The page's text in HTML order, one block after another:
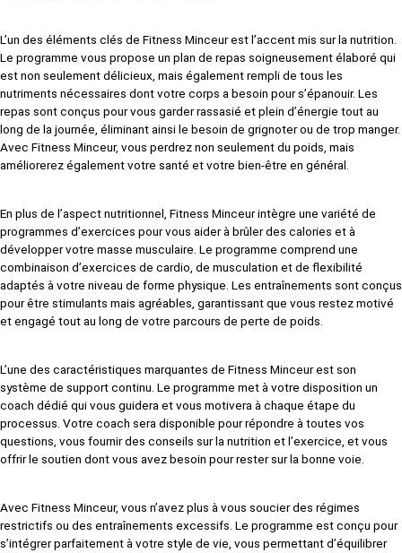
L’un des éléments clés de Fitness Minceur est l’accent mis sur la nutrition.
Le programme vous propose un plan de repas soigneusement élaboré qui
est non seulement délicieux, mais également rempli de tous les
nutriments nécessaires dont votre corps a besoin pour s’épanouir. Les
repas sont conçus pour vous garder rassasié et plein d’énergie tout au
long de la journée, éliminant ainsi le besoin de grignoter ou de trop manger.
Avec Fitness Minceur, vous perdrez non seulement du poids, mais
améliorerez également votre santé et votre bien-être en général.
En plus de l’aspect nutritionnel, Fitness Minceur intègre une variété de
programmes d’exercices pour vous aider à brûler des calories et à
développer votre masse musculaire. Le programme comprend une
combinaison d’exercices de cardio, de musculation et de flexibilité
adaptés à votre niveau de forme physique. Les entraînements sont conçus
pour être stimulants mais agréables, garantissant que vous restez motivé
et engagé tout au long de votre parcours de perte de poids.
L’une des caractéristiques marquantes de Fitness Minceur est son
système de support continu. Le programme met à votre disposition un
coach dédié qui vous guidera et vous motivera à chaque étape du
processus. Votre coach sera disponible pour répondre à toutes vos
questions, vous fournir des conseils sur la nutrition et l’exercice, et vous
offrir le soutien dont vous avez besoin pour rester sur la bonne voie.
Avec Fitness Minceur, vous n’avez plus à vous soucier des régimes
restrictifs ou des entraînements excessifs. Le programme est conçu pour
s’intégrer parfaitement à votre style de vie, vous permettant d’équilibrer